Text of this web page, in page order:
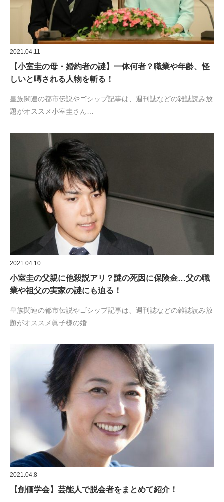
2021.04.11
【小室圭の母・婚約者の謎】一体何者？職業や年齢、怪
しいと噂される人物を斬る！
皇族関連の都市伝説やゴシップ記事は、週刊誌などの雑誌読み放
題がオススメ小室圭さん…
2021.04.10
小室圭の父親に他殺説アリ？謎の死因に保険金…父の職
業や祖父の実家の謎にも迫る！
皇族関連の都市伝説やゴシップ記事は、週刊誌などの雑誌読み放
題がオススメ眞子様の婚…
2021.04.8
【創価学会】芸能人で脱会者をまとめて紹介！